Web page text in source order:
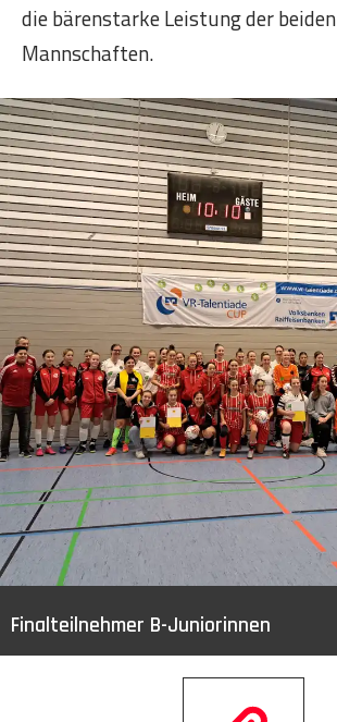
die bärenstarke Leistung der beiden
Mannschaften.
Finalteilnehmer B-Juniorinnen